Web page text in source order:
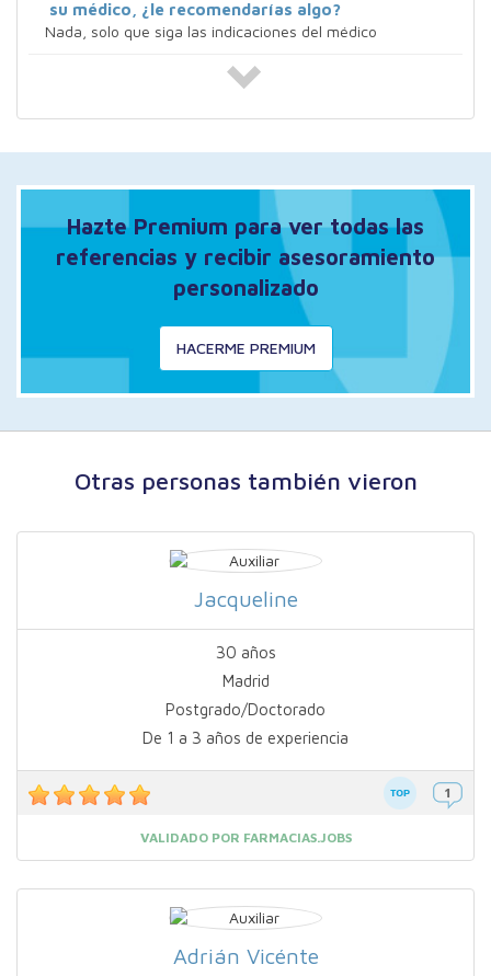
su médico, ¿le recomendarías algo?
Nada, solo que siga las indicaciones del médico
Hazte Premium para ver todas las
referencias y recibir asesoramiento
personalizado
HACERME PREMIUM
Otras personas también vieron
Jacqueline
30 años
Madrid
Postgrado/Doctorado
De 1 a 3 años de experiencia
VALIDADO POR FARMACIAS.JOBS
Adrián Vicénte